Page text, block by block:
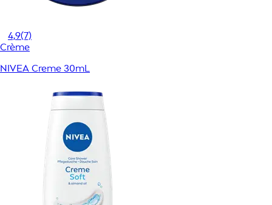
4,9(7)
Crème
NIVEA Creme 30mL